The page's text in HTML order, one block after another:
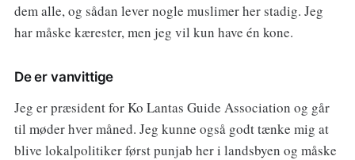
dem alle, og sådan lever nogle muslimer her stadig. Jeg
har måske kærester, men jeg vil kun have én kone.
De er vanvittige
Jeg er præsident for Ko Lantas Guide Association og går
til møder hver måned. Jeg kunne også godt tænke mig at
blive lokalpolitiker først punjab her i landsbyen og måske